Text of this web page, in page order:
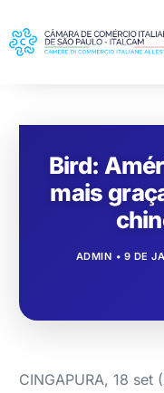
Bird:
mais
ADMIN 9 DE
CINGAPURA, 18 set